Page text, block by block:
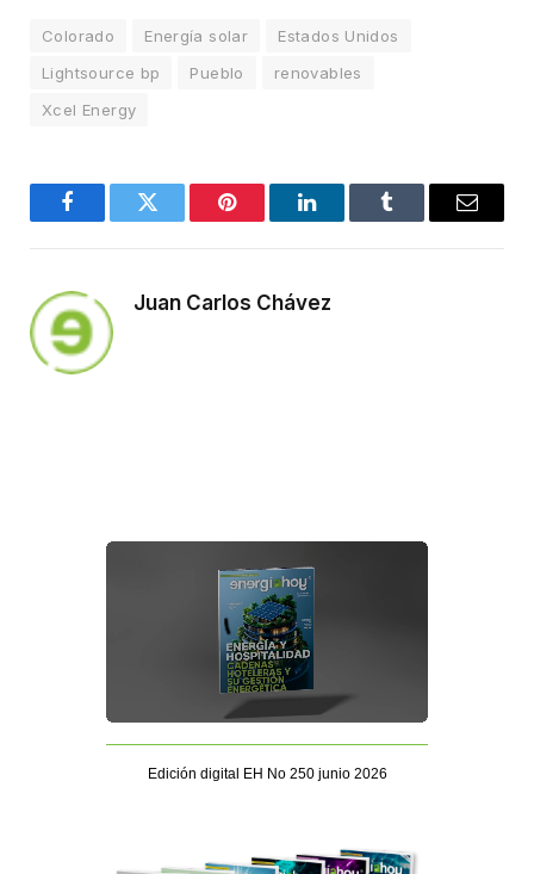
Colorado Energía solar
Estados Unidos
Lightsource bp
Pueblo
renovables
Xcel Energy
FacebookTwitter Pinterest LinkedInTumblr Email
Juan Carlos Chávez
Edición digital EH No 250 junio 2026